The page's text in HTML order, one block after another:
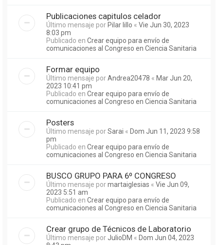
Publicaciones capitulos celador
Último mensaje por Pilar lillo « Vie Jun 30, 2023
8:03 pm
Publicado en Crear equipo para envío de
comunicaciones al Congreso en Ciencia Sanitaria
Formar equipo
Último mensaje porAndrea20478 « Mar Jun 20,
2023 10:41 pm
Publicado en Crear equipo para envío de
comunicaciones al Congreso en Ciencia Sanitaria
Posters
Último mensaje porSarai « Dom Jun 11, 2023 9:58
pm
Publicado en Crear equipo para envío de
comunicaciones al Congreso en Ciencia Sanitaria
BUSCO GRUPO PARA 6º CONGRESO
Último mensaje pormartaiglesias « Vie Jun 09,
2023 5:51 am
Publicado en Crear equipo para envío de
comunicaciones al Congreso en Ciencia Sanitaria
Crear grupo de Técnicos de Laboratorio
Último mensaje por JulioDM « Dom Jun 04, 2023